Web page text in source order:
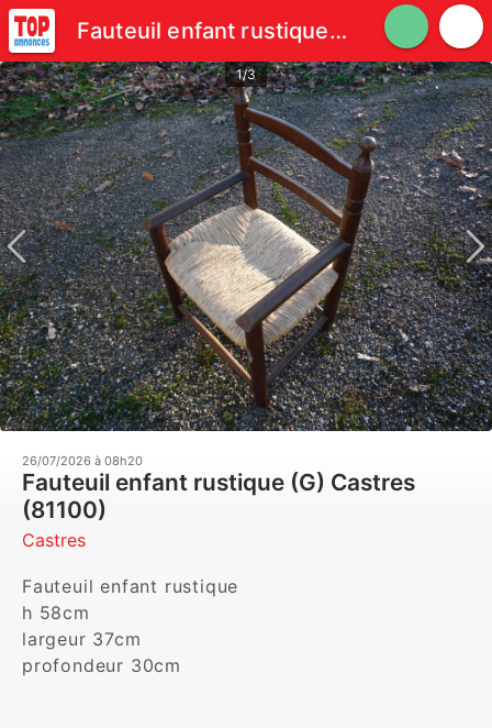
Fauteuil enfant rustique (G)
1/3
26/07/2026 à 08h20
Fauteuil enfant rustique (G) Castres
(81100)
Castres
Fauteuil enfant rustique
h 58cm
largeur 37cm
profondeur 30cm